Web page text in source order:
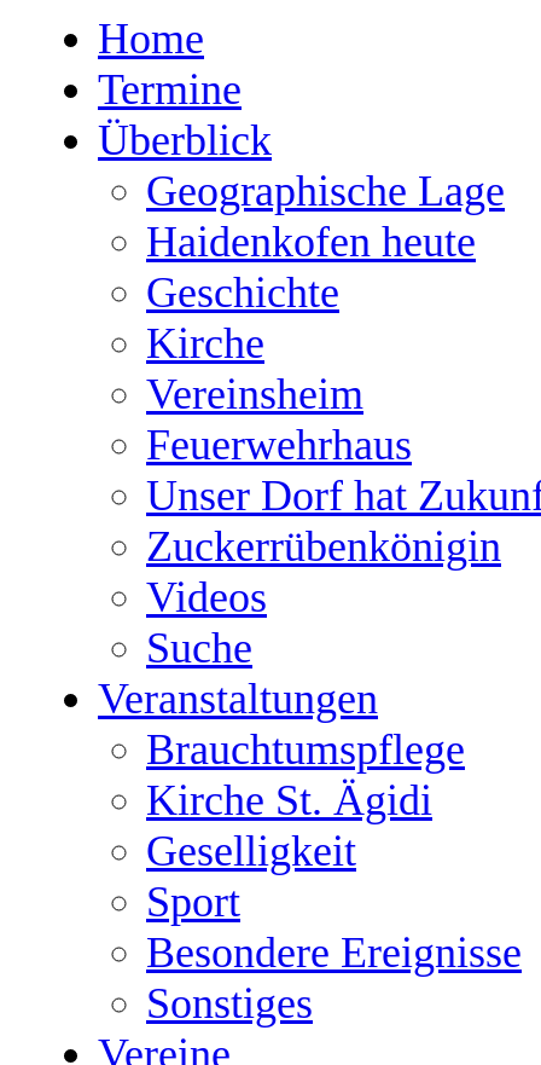
Home
Termine
Überblick
Geographische Lage
Haidenkofen heute
Geschichte
Kirche
Vereinsheim
Feuerwehrhaus
Unser Dorf hat
Zuckerrübenkönigin
Videos
Suche
Veranstaltungen
Brauchtumspflege
Kirche St. Ägidi
Geselligkeit
Sport
Besondere Ereignisse
Sonstiges
Vereine